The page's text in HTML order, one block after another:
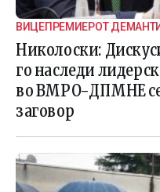
ВИЦЕПРЕМИЕРОТ
ВНАТРЕПАРТИСКИ ПОДЕЛБИ
Николоски:
го наследи
во ВМРО-ДПМНЕ се
заговор